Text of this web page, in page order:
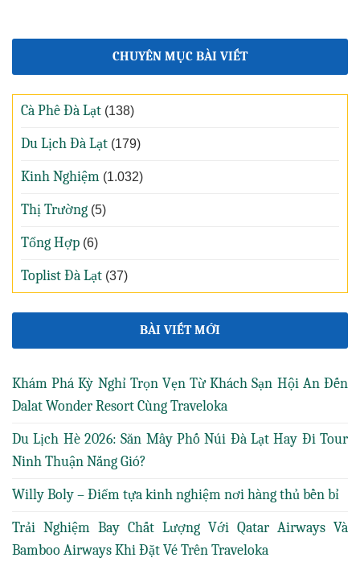
CHUYÊN MỤC BÀI VIẾT
Cà Phê Đà Lạt (138)
Du Lịch Đà Lạt (179)
Kinh Nghiệm (1.032)
Thị Trường (5)
Tổng Hợp (6)
Toplist Đà Lạt (37)
BÀI VIẾT MỚI
Khám Phá Kỳ Nghỉ Trọn Vẹn Từ Khách Sạn Hội An Đến
Dalat Wonder Resort Cùng Traveloka
Du Lịch Hè 2026: Săn Mây Phố Núi Đà Lạt Hay Đi Tour
Ninh Thuận Nắng Gió?
Willy Boly – Điểm tựa kinh nghiệm nơi hàng thủ bền bỉ
Trải Nghiệm Bay Chất Lượng Với Qatar Airways Và
Bamboo Airways Khi Đặt Vé Trên Traveloka